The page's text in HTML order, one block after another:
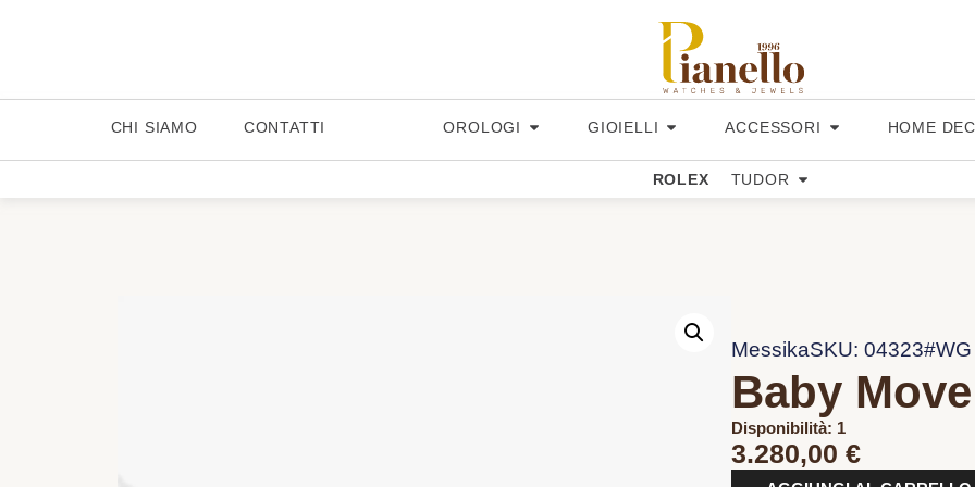
CHI SIAMO CONTATTI OROLOGI GIOIELLI ACCESSORI HOME
ROLEX TUDOR
MessikaSKU: 04323#WG
Baby Move
Disponibilità: 1
3.280,00 €